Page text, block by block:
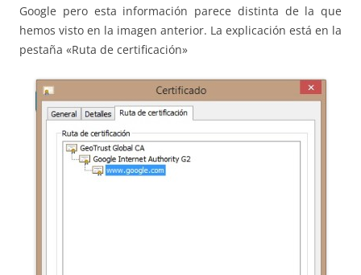
Google pero esta información parece distinta de la que
hemos visto en la imagen anterior. La explicación está en la
pestaña «Ruta de certificación»